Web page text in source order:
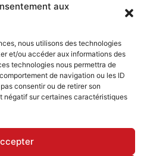
aux
nous utilisons des technologies
et/ou accéder aux informations des
technologies nous permettra de
de navigation ou les ID
consentir ou de retirer son
négatif sur certaines caractéristiques
civil